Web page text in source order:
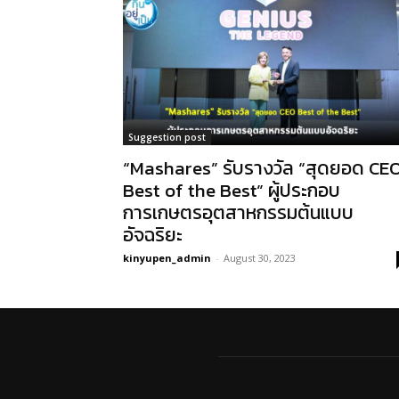
Suggestion post
“Mashares” รับรางวัล “สุดยอด
Best of the Best” ผู้ประกอบ
การเกษตรอุตสาหกรรมต้นแบบ
อัจฉริยะ
kinyupen_admin - August 30, 2023